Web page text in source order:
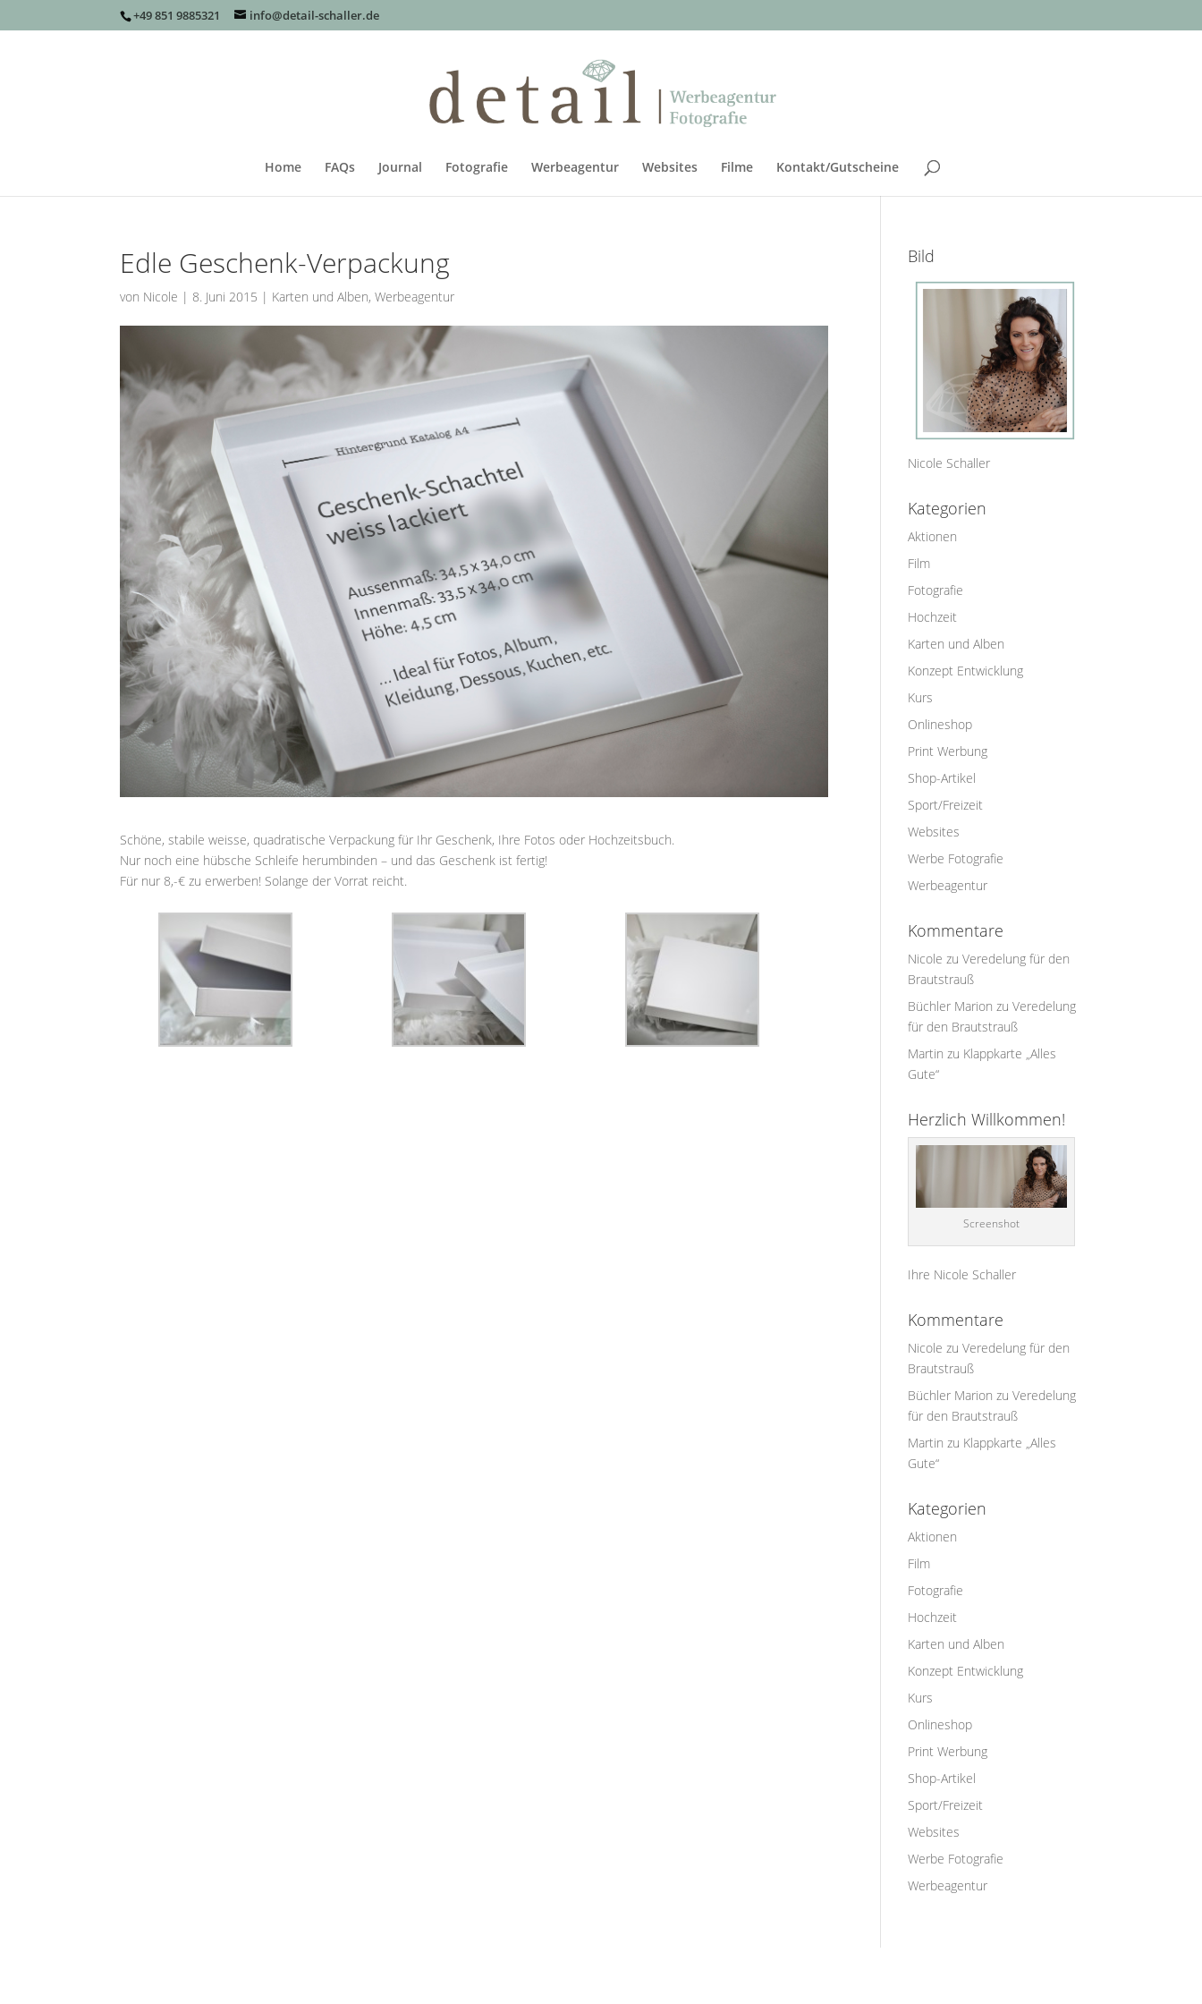
+49 851 9885321 info@detail-schaller.de
Home FAQs Journal Fotografie Werbeagentur Websites Filme Kontakt/Gutscheine
Edle Geschenk-Verpackung
von Nicole | 8. Juni 2015 | Karten und Alben,Werbeagentur
Schöne, stabile weisse, quadratische Verpackung für Ihr Geschenk, Ihre Fotos oder Hochzeitsbuch.
Nur noch eine hübsche Schleife herumbinden – und das Geschenk ist fertig!
Für nur 8,-€ zu erwerben! Solange der Vorrat reicht.
Bild
Nicole Schaller
Kategorien
Aktionen
Film
Fotografie
Hochzeit
Karten und Alben
Konzept Entwicklung
Kurs
Onlineshop
Print Werbung
Shop-Artikel
Sport/Freizeit
Websites
Werbe Fotografie
Werbeagentur
Kommentare
Nicole zuVeredelung für den
Brautstrauß
Büchler Marion zuVeredelung
für den Brautstrauß
Martin zu Klappkarte „Alles
Gute“
Herzlich Willkommen!
Screenshot
Ihre Nicole Schaller
Kommentare
Nicole zuVeredelung für den
Brautstrauß
Büchler Marion zuVeredelung
für den Brautstrauß
Martin zu Klappkarte „Alles
Gute“
Kategorien
Aktionen
Film
Fotografie
Hochzeit
Karten und Alben
Konzept Entwicklung
Kurs
Onlineshop
Print Werbung
Shop-Artikel
Sport/Freizeit
Websites
Werbe Fotografie
Werbeagentur